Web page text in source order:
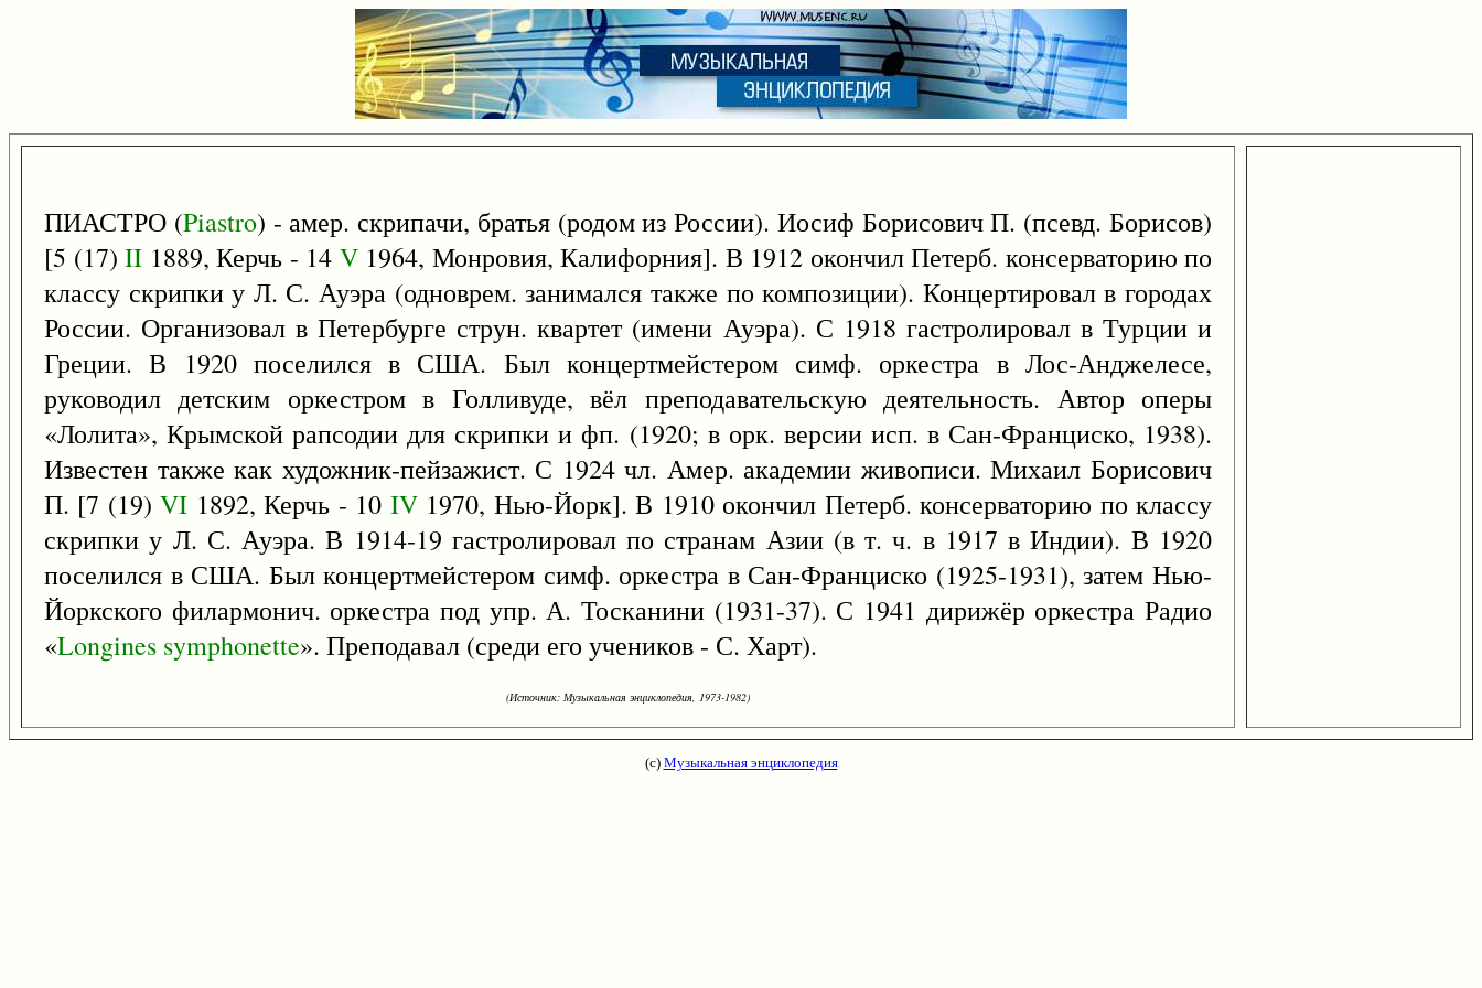
ПИАСТРО (Piastro) - амер. скрипачи, братья (родом из России). Иосиф Борисович П. (псевд. Борисов)
[5 (17) II 1889, Керчь - 14 V1964, Монровия, Калифорния]. В 1912 окончил Петерб. консерваторию по
классу скрипки у Л. С. Ауэра (одноврем. занимался также по композиции). Концертировал в городах
России. Организовал в Петербурге струн. квартет (имени Ауэра). С 1918 гастролировал в Турции и
Греции. В 1920 поселился в США. Был концертмейстером симф. оркестра в Лос-Анджелесе,
руководил детским оркестром в Голливуде, вёл преподавательскую деятельность. Автор оперы
«Лолита», Крымской рапсодии для скрипки и фп. (1920; в орк. версии исп. в Сан-Франциско, 1938).
Известен также как художник-пейзажист. С 1924 чл. Амер. академии живописи. Михаил Борисович
П. [7 (19)VI 1892, Керчь - 10 IV1970, Нью-Йорк]. В 1910 окончил Петерб. консерваторию по классу
скрипки у Л. С. Ауэра. В 1914-19 гастролировал по странам Азии (в т. ч. в 1917 в Индии). В 1920
поселился в США. Был концертмейстером симф. оркестра в Сан-Франциско (1925-1931), затем Нью-
Йоркского филармонич. оркестра под упр. А. Тосканини (1931-37). С 1941 дирижёр оркестра Радио
«Longines symphonette». Преподавал (среди его учеников - С. Харт).
(Источник: Музыкальная энциклопедия, 1973-1982)
(с) Музыкальная энциклопедия